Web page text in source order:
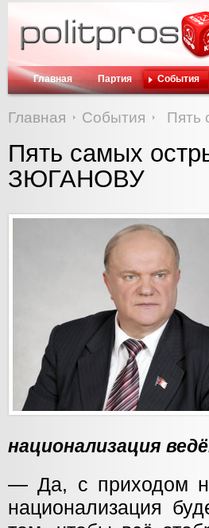
Главная Партия События
Главная События Пять
Пять самых
ЗЮГАНОВУ
национализация
— Да, с приходом
национализация